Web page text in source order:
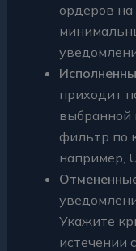
ордеров
приходит
выбранной
фильтр по
например,
Укажите
истечении